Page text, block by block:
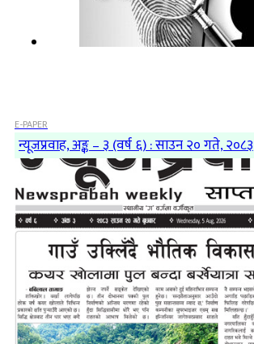
E-PAPER
न्यूजप्रवाह, अङ्क – ३ (वर्ष ६) : साउन २० गते, २०८३